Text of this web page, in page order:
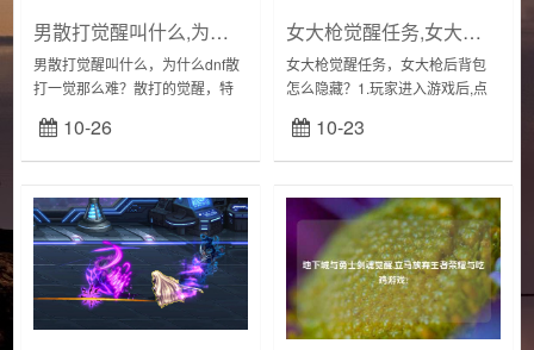
男散打觉醒叫什么,为什么dnf散打一觉那么难?
男散打觉醒叫什么，为什么dnf散
打一觉那么难？散打的觉醒，特
有打出破招就高一些了，如果装
备不行，打不出破招伤害，就很
10-26
女大枪觉醒任务,女大枪后背包怎么隐藏?
女大枪觉醒任务，女大枪后背包
怎么隐藏？1.玩家进入游戏后,点
戏设置选项。2.进入游戏设置界面
后,在图像界面下方找到转职/觉醒
10-23